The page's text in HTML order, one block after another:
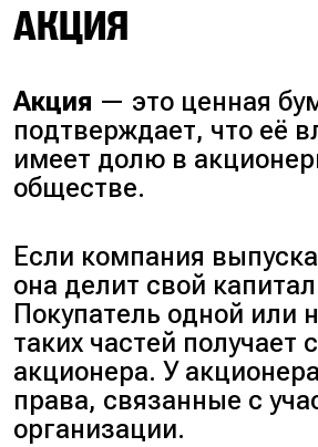
АКЦИЯ
Акция — это ценная
подтверждает, что её
имеет долю в
обществе.
Если компания
она делит свой
Покупатель одной или
таких частей получает
акционера. У
права, связанные с
организации.